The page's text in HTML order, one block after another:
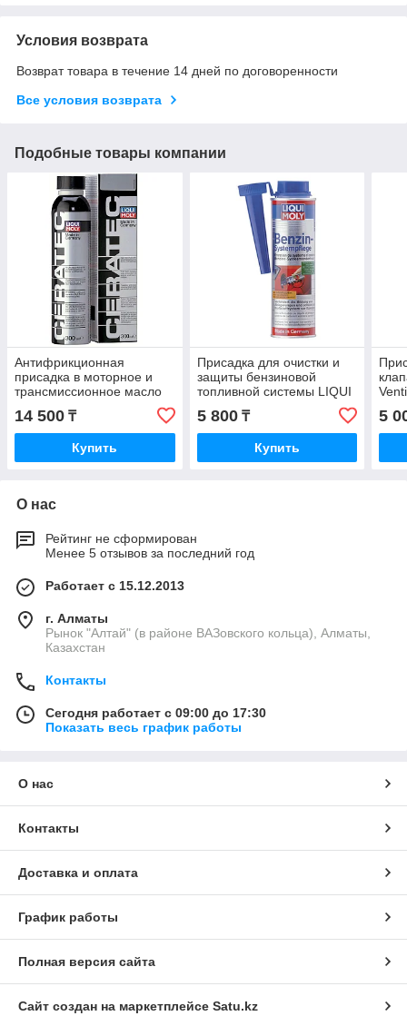
Условия возврата
Возврат товара в течение 14 дней по договоренности
Все условия возврата
Подобные товары компании
Антифрикционная
присадка в моторное и
трансмиссионное масло
CeraTec от Liqui Moly
300ml 3721
14 500 ₸
Купить
Присадка для очистки и
защиты бензиновой
топливной системы LIQUI
MOLY Benzin-System-
Pflege 300ml.
5 800₸
Купить
5
О нас
Рейтинг не сформирован
Менее 5 отзывов за последний год
Работает с 15.12.2013
г. Алматы
Рынок "Алтай" (в районе ВАЗовского кольца), Алматы,
Казахстан
Контакты
Сегодня работает с 09:00 до 17:30
Показать весь график работы
О нас
Контакты
Доставка и оплата
График работы
Полная версия сайта
Сайт создан на маркетплейсе Satu.kz